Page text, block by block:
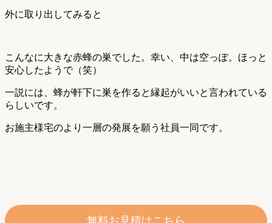
外に取り出してみると
こんなに大きな赤蜂の巣でした。幸い、中は空っぽ。ほっと
安心したようで（笑）
一説には、蜂が軒下に巣を作ると縁起がいいと言われている
らしいです。
お施主様宅のより一層の発展を願う社員一同です。
無料お見積はこちら